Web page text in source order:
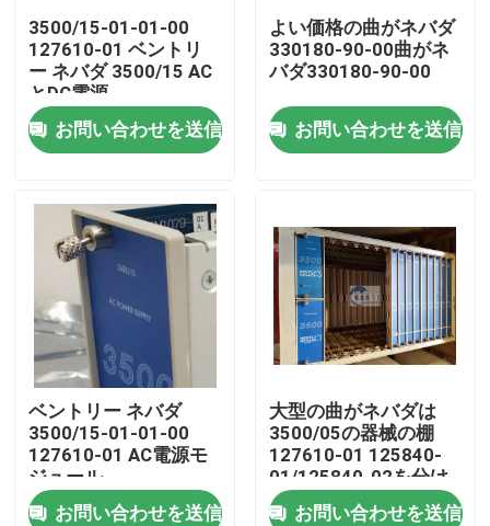
製品
わたしたち に つい て
工場 ツアー
品質管理
連絡 ください
3500/15-01-01-00
127610-01 ベントリ
ー ネバダ 3500/15 AC
とDC電源
お問い合わせを送信
よい価格の曲がネバダ
330180-90-00曲がネ
バダ330180-90-00
お問い合わせを送信
ベントリー ネバダ
3500/15-01-01-00
127610-01 AC電源モ
ジュール
お問い合わせを送信
大型の曲がネバダは
3500/05の器械の棚
127610-01 125840-
01/125840-02を分け
ます
お問い合わせを送信